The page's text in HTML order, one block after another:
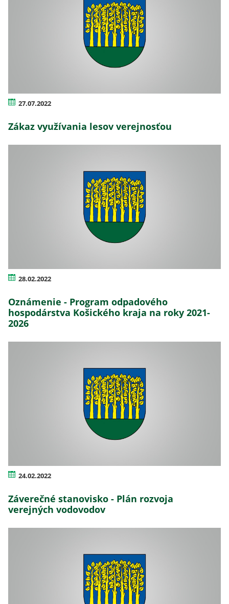
27.07.2022
Zákaz využívania lesov verejnosťou
28.02.2022
Oznámenie - Program odpadového
hospodárstva Košického kraja na roky 2021-
2026
24.02.2022
Záverečné stanovisko - Plán rozvoja
verejných vodovodov